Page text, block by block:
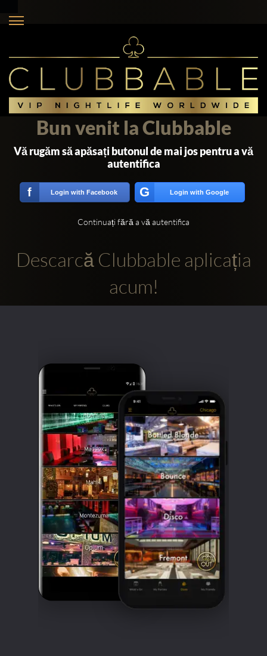
Conturi
sociale:
Bun venit la Clubbable
Vă rugăm să apăsați butonul de mai jos pentru a vă
autentifica
f Login with Facebook G Login with Google
Continuați fără a vă autentifica
Descarcă Clubbable aplicația
acum!